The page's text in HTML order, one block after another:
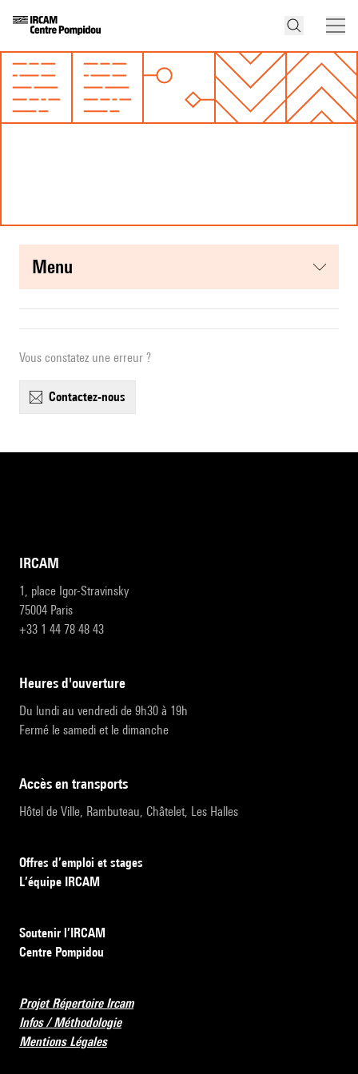
menu
Vous constatez une erreur ?
contactez-nous
IRCAM
1, place Igor-Stravinsky
75004 Paris
+33 1 44 78 48 43
heures d'ouverture
Du lundi au vendredi de 9h30 à 19h
Fermé le samedi et le dimanche
accès en transports
Hôtel de Ville, Rambuteau, Châtelet, Les Halles
Offres d’emploi et stages
L’équipe IRCAM
Soutenir l’IRCAM
Centre Pompidou
Projet Répertoire Ircam
Infos / Méthodologie
Mentions Légales